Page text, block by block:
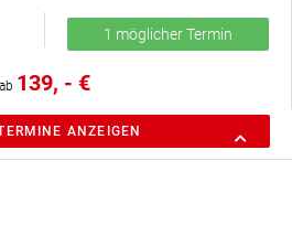
1 möglicher Termin
ab 139, - €
ANZEIGEN